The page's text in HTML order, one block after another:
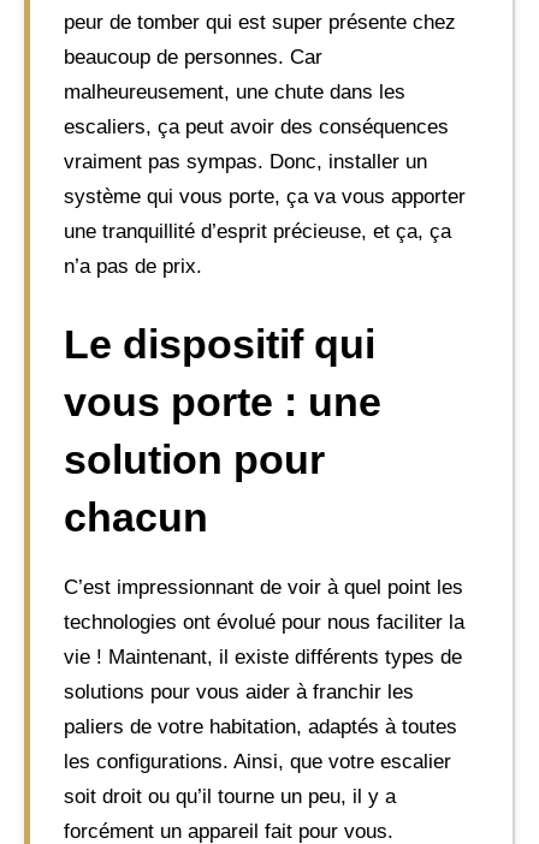
peur de tomber qui est super présente chez
beaucoup de personnes. Car
malheureusement, une chute dans les
escaliers, ça peut avoir des conséquences
vraiment pas sympas. Donc, installer un
système qui vous porte, ça va vous apporter
une tranquillité d’esprit précieuse, et ça, ça
n’a pas de prix.
Le dispositif qui
vous porte : une
solution pour
chacun
C’est impressionnant de voir à quel point les
technologies ont évolué pour nous faciliter la
vie ! Maintenant, il existe différents types de
solutions pour vous aider à franchir les
paliers de votre habitation, adaptés à toutes
les configurations. Ainsi, que votre escalier
soit droit ou qu’il tourne un peu, il y a
forcément un appareil fait pour vous.